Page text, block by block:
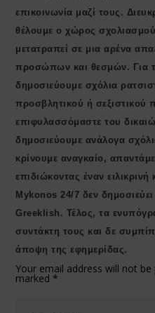
επικοινωνία μαζί τους.
θέλουμε ο χώρος
μετατραπεί σε μια αρένα
προσώπων και θεσμών. Για
δημοσιεύουμε σχόλια
προσβλητικού ή σεξιστικού
επιφυλασσόμαστε του
δημοσιεύουμε ανάλογα
κρίνουμε αναγκαίο,
επιδιώκοντας έναν
Μykonos 24/7 δεν
Greeklish. Τέλος, τα
συντάκτη τους και δε
άποψη της εφημερίδας.
Your email address will not be
marked *